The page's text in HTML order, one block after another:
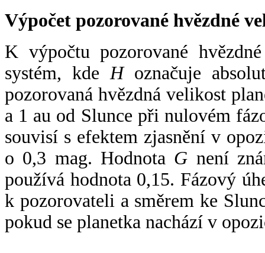
Výpočet pozorované hvězdné
K výpočtu pozorované
systém, kde Hoznačuje
pozorovaná hvězdná velikost
a 1 au od Slunce při nulovém
souvisí s efektem zjasnění v
o 0,3 mag. Hodnota G není
používá hodnota 0,15. Fázový
k pozorovateli a směrem ke
pokud se planetka nachází v